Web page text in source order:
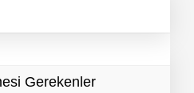
Gerekenler